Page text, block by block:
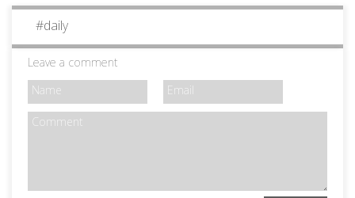
#daily
Leave a comment